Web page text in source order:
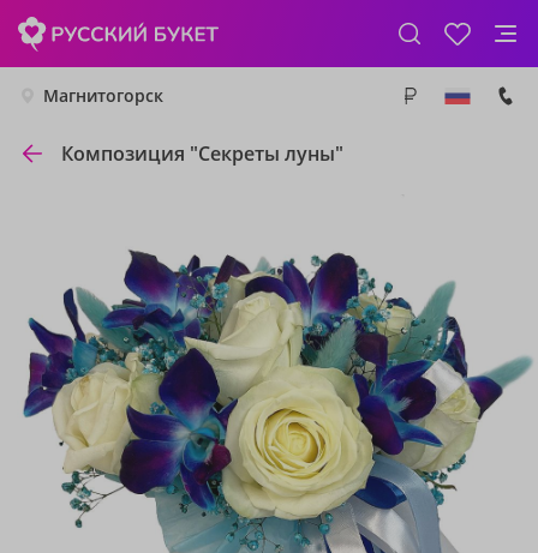
Магнитогорск
Композиция "Секреты луны"